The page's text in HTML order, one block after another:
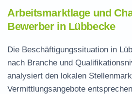
Arbeitsmarktlage und
Bewerber in Lübbecke
Die Beschäftigungssituation in
nach Branche und
analysiert den lokalen
Vermittlungsangebote